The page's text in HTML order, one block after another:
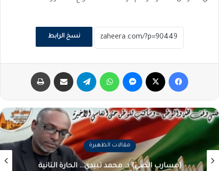
نسخ الرابط
فيسبوك ماسنجر واتساب تيلقرام مشاركة عبر البريد
مقالات الظهيرة
(مسارب الضي) د. محمد تبيدي… الحارة الثانية